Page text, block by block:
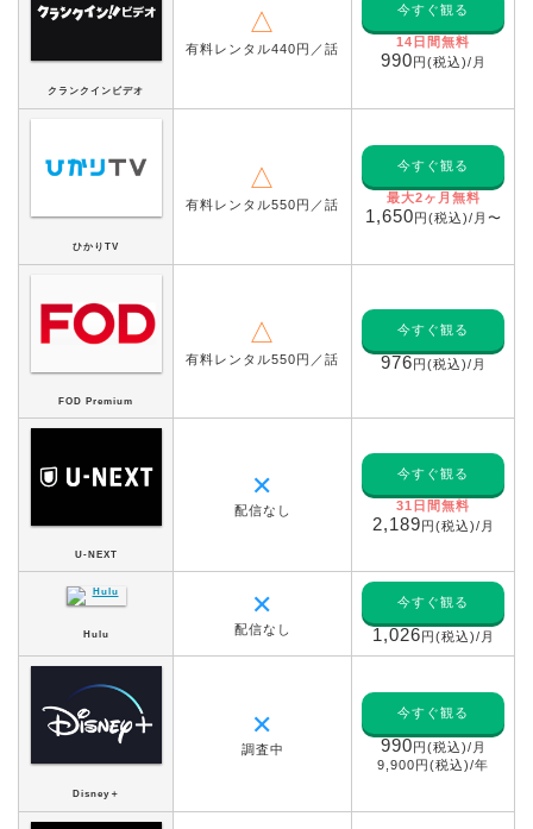
クランクインビデオ
△
有料レンタル440円／話
今すぐ観る
14日間無料
990円(税込)/月
ひかりTV
△
有料レンタル550円／話
今すぐ観る
最大2ヶ月無料
1,650円(税込)/月〜
FOD Premium
△
有料レンタル550円／話
今すぐ観る
976円(税込)/月
U-NEXT
✕
配信なし
今すぐ観る
31日間無料
2,189円(税込)/月
Hulu
✕
配信なし
今すぐ観る
1,026円(税込)/月
Disney＋
✕
調査中
今すぐ観る
990円(税込)/月
9,900円(税込)/年